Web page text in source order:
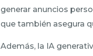
generar anuncios
que también asegura
Además, la IA